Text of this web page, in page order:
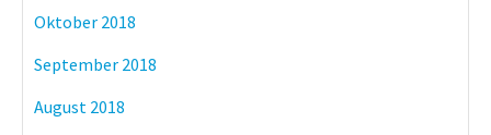
Oktober 2018
September 2018
August 2018